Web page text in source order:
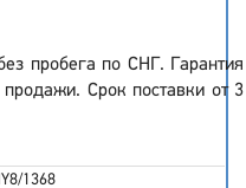
пробега по СНГ. Гарантия
Срок поставки от 3
1368